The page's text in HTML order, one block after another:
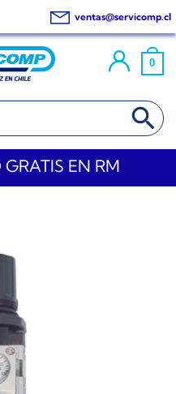
ventas@servicomp.cl
0
BOTÓN DE
EN RM